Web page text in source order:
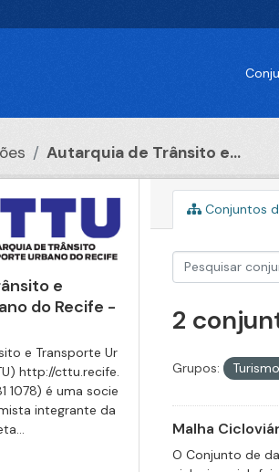
Autarquia de Trânsito e...
e
do Recife -
e Transporte Ur
http://cttu.recife.
1078) é uma socie
integrante da
Conjuntos
2
Grupos: Turismo
Malha
O Conjunto de